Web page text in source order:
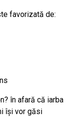
favorizată de:
în afară că iarba
își vor găsi